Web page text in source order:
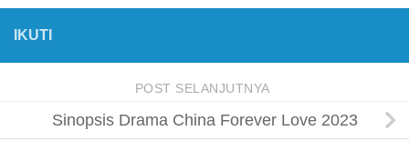
IKUTI
POST SELANJUTNYA
Sinopsis Drama China Forever Love 2023